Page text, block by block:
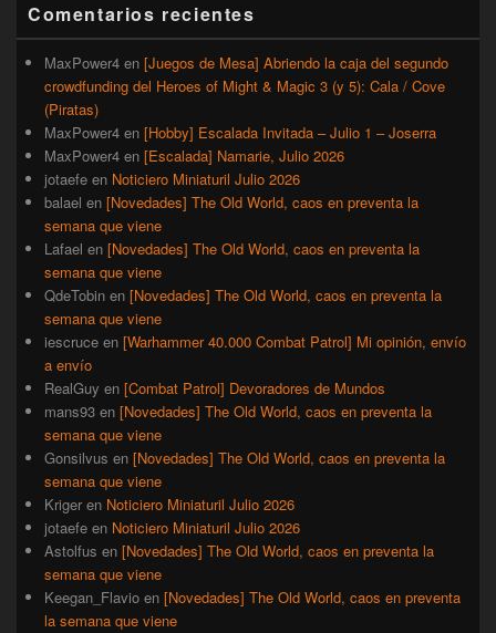
lateral
primaria
Comentarios recientes
MaxPower4 en [Juegos de Mesa] Abriendo la caja del segundo
crowdfunding del Heroes of Might & Magic 3 (y 5): Cala / Cove
(Piratas)
MaxPower4 en [Hobby] Escalada Invitada – Julio 1 – Joserra
MaxPower4 en [Escalada] Namarie, Julio 2026
jotaefe en Noticiero Miniaturil Julio 2026
balael en [Novedades] The Old World, caos en preventa la
semana que viene
Lafael en [Novedades] The Old World, caos en preventa la
semana que viene
QdeTobin en [Novedades] The Old World, caos en preventa la
semana que viene
iescruce en [Warhammer 40.000 Combat Patrol] Mi opinión, envío
a envío
RealGuy en [Combat Patrol] Devoradores de Mundos
mans93 en [Novedades] The Old World, caos en preventa la
semana que viene
Gonsilvus en [Novedades] The Old World, caos en preventa la
semana que viene
Kriger en Noticiero Miniaturil Julio 2026
jotaefe en Noticiero Miniaturil Julio 2026
Astolfus en [Novedades] The Old World, caos en preventa la
semana que viene
Keegan_Flavio en [Novedades] The Old World, caos en preventa
la semana que viene